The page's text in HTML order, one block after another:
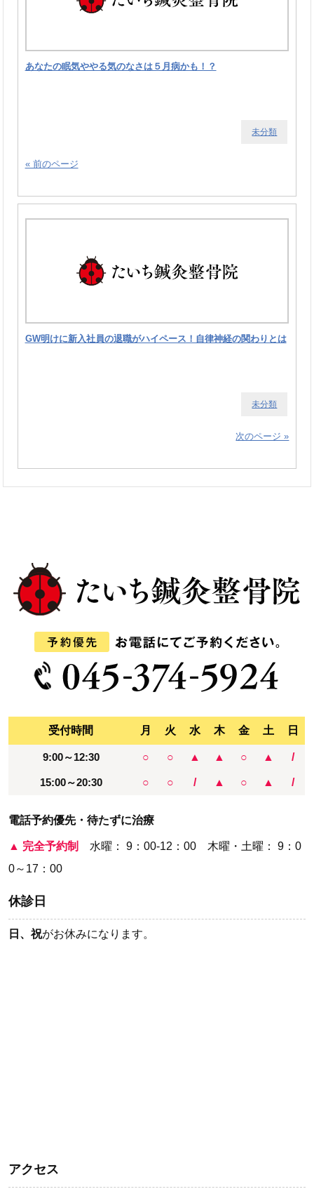
あなたの眠気ややる気のなさは５月病かも！？
未分類
« 前のページ
GW明けに新入社員の退職がハイペース！自律神経の関わりとは
未分類
次のページ »
受付時間 月 火 水 木 金 土 日
9:00～12:30 ○ ○ ▲ ▲ ○ ▲ /
15:00～20:30 ○ ○ / ▲ ○ ▲ /
電話予約優先・待たずに治療
▲ 完全予約制 水曜： 9：00-12：00 木曜・土曜： 9：0
0～17：00
休診日
日、祝がお休みになります。
アクセス